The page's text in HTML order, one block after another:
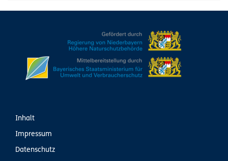
Inhalt
Impressum
Datenschutz